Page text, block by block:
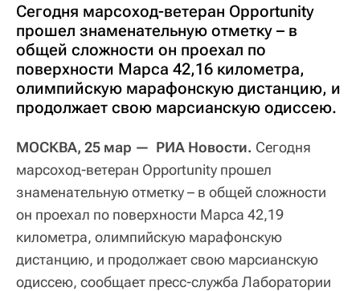
Сегодня марсоход-ветеран Opportunity
прошел знаменательную отметку – в
общей сложности он проехал по
поверхности Марса 42,16 километра,
олимпийскую марафонскую дистанцию, и
продолжает свою марсианскую одиссею.
МОСКВА, 25 мар — РИА Новости. Сегодня
марсоход-ветеран Opportunity прошел
знаменательную отметку – в общей сложности
он проехал по поверхности Марса 42,19
километра, олимпийскую марафонскую
дистанцию, и продолжает свою марсианскую
одиссею, сообщает пресс-служба Лаборатории